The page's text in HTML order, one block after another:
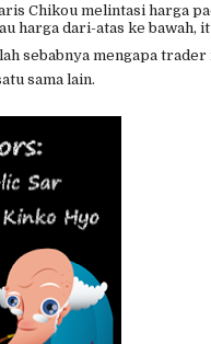
Chikou melintasi harga
harga dari-atas ke bawah,
sebabnya mengapa trader
sama lain.